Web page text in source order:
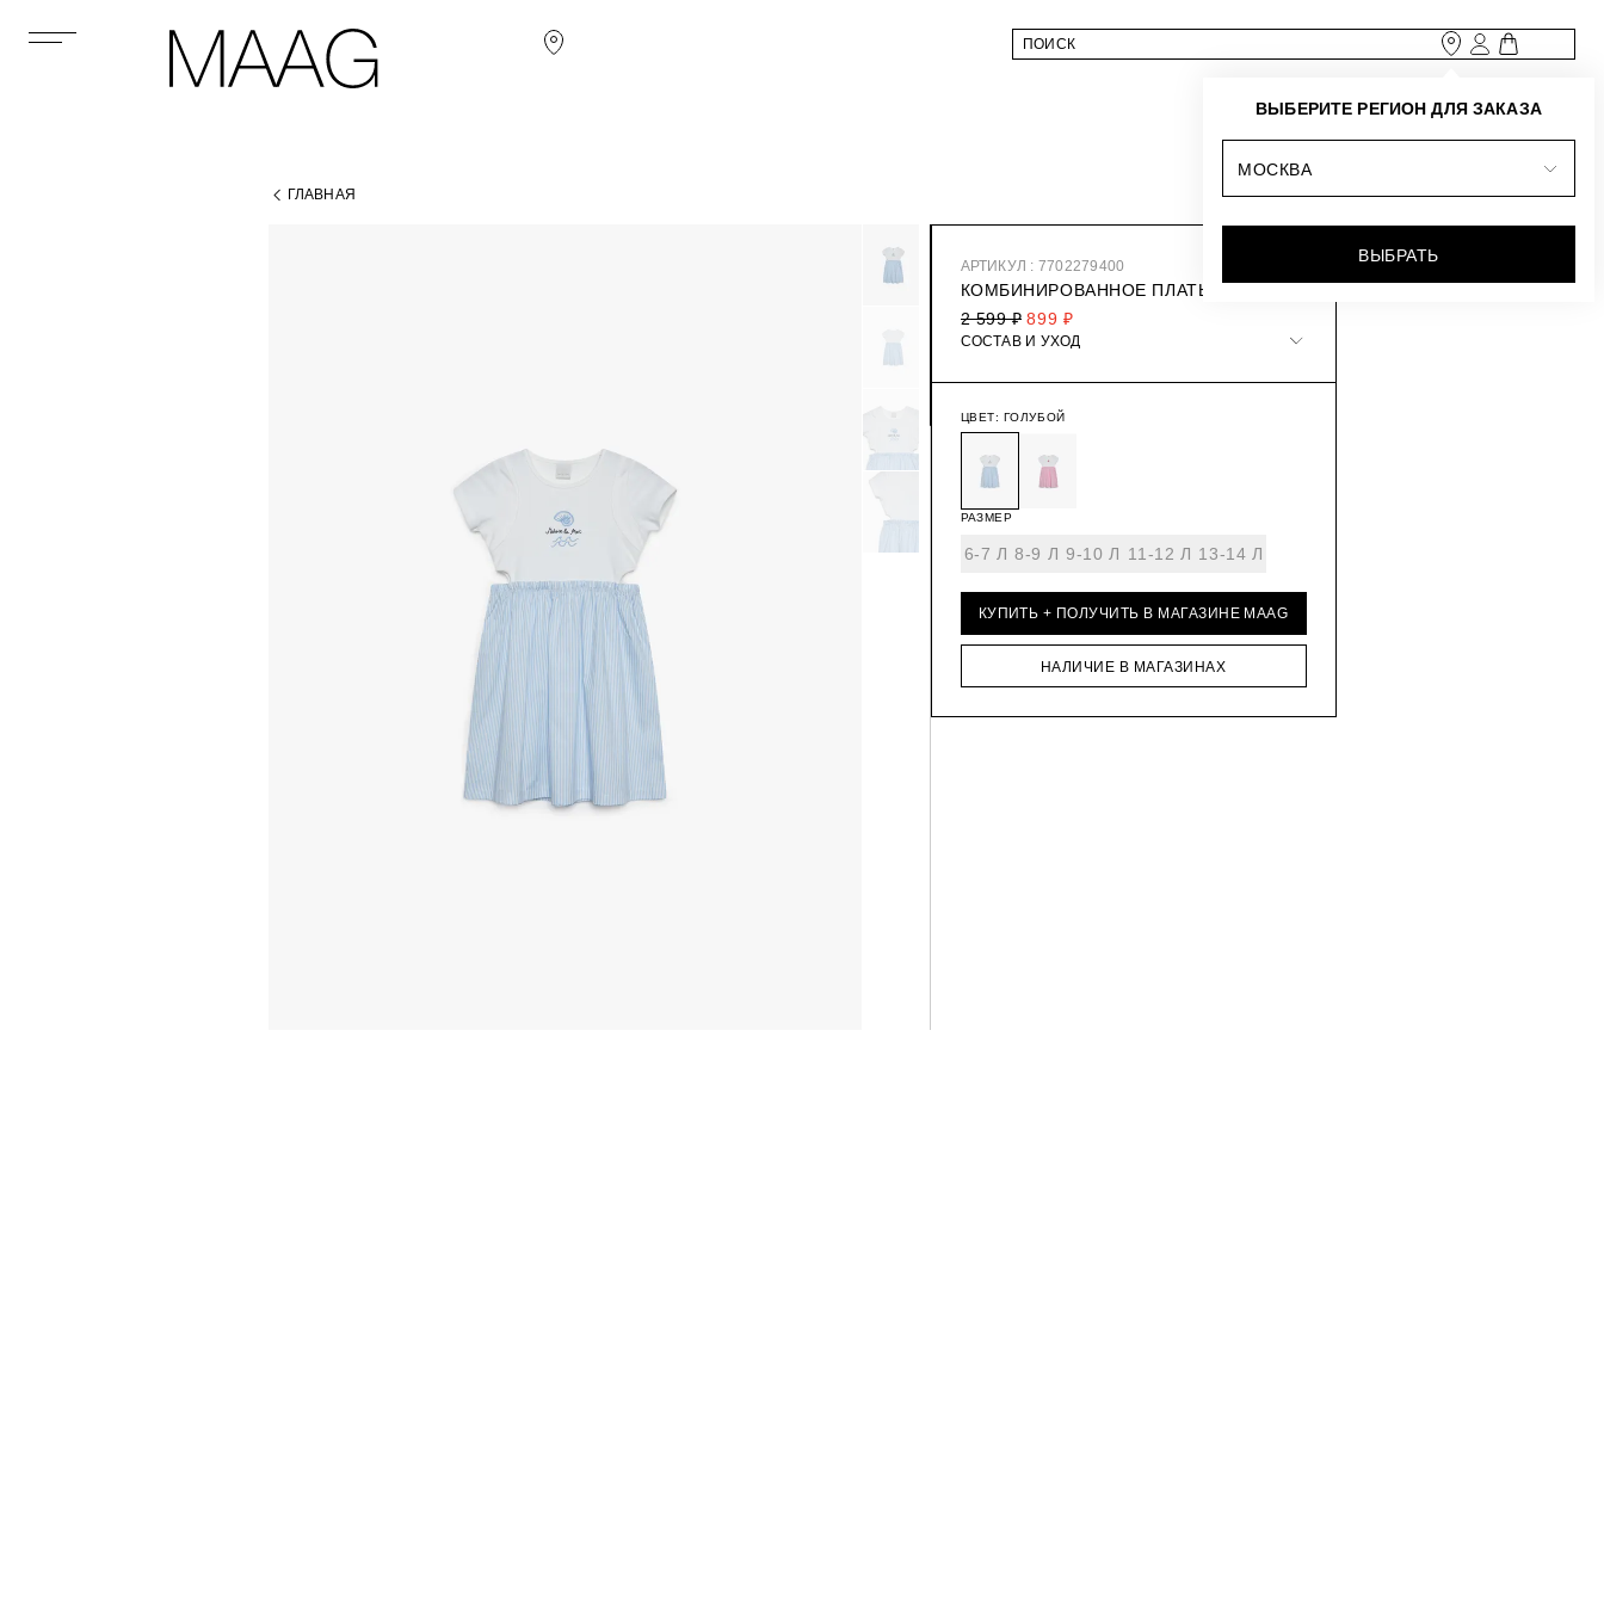
ГЛАВНАЯ
АРТИКУЛ : 7702279400
КОМБИНИРОВАННОЕ ПЛАТЬЕ
899 ₽
2 599 ₽
СОСТАВ И УХОД
ЦВЕТ: ГОЛУБОЙ
РАЗМЕР
6-7 Л 8-9 Л 9-10 Л 11-12 Л 13-14 Л
КУПИТЬ + ПОЛУЧИТЬ В МАГАЗИНЕ MAAG
НАЛИЧИЕ В МАГАЗИНАХ
ВЫБЕРИТЕ РЕГИОН ДЛЯ ЗАКАЗА
МОСКВА
ВЫБРАТЬ